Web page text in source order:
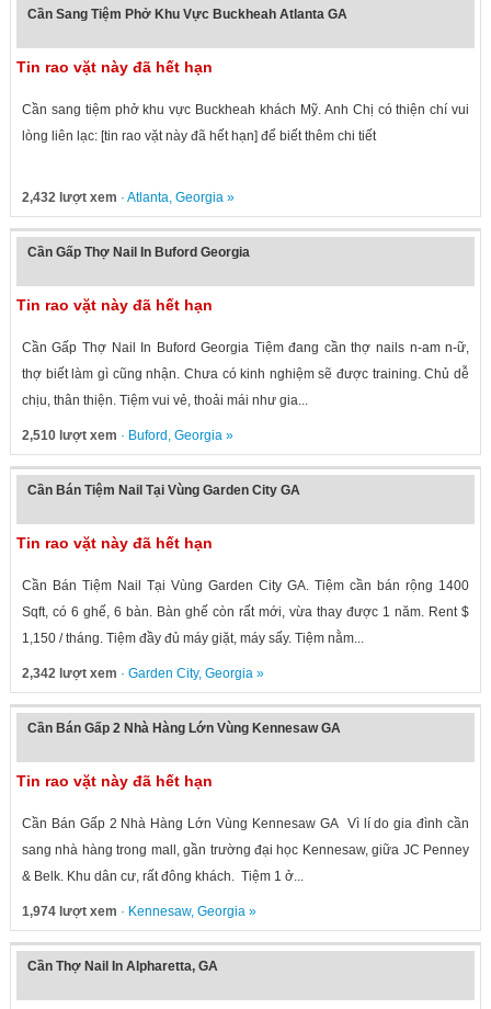
Cần Sang Tiệm Phở Khu Vực Buckheah Atlanta GA
Tin rao vặt này đã hết hạn
Cần sang tiệm phở khu vực Buckheah khách Mỹ. Anh Chị có thiện chí vui
lòng liên lạc: [tin rao vặt này đã hết hạn] để biết thêm chi tiết
2,432 lượt xem · Atlanta, Georgia»
Cần Gấp Thợ Nail In Buford Georgia
Tin rao vặt này đã hết hạn
Cần Gấp Thợ Nail In Buford Georgia Tiệm đang cần thợ nails n-am n-ữ,
thợ biết làm gì cũng nhận. Chưa có kinh nghiệm sẽ được training. Chủ dễ
chịu, thân thiện. Tiệm vui vẻ, thoải mái như gia...
2,510 lượt xem · Buford , Georgia»
Cần Bán Tiệm Nail Tại Vùng Garden City GA
Tin rao vặt này đã hết hạn
Cần Bán Tiệm Nail Tại Vùng Garden City GA. Tiệm cần bán rộng 1400
Sqft, có 6 ghế, 6 bàn. Bàn ghế còn rất mới, vừa thay được 1 năm. Rent $
1,150 / tháng. Tiệm đầy đủ máy giặt, máy sấy. Tiệm nằm...
2,342 lượt xem · Garden City, Georgia»
Cần Bán Gấp 2 Nhà Hàng Lớn Vùng Kennesaw GA
Tin rao vặt này đã hết hạn
Cần Bán Gấp 2 Nhà Hàng Lớn Vùng Kennesaw GA Vì lí do gia đình cần
sang nhà hàng trong mall, gần trường đại học Kennesaw, giữa JC Penney
& Belk. Khu dân cư, rất đông khách. Tiệm 1 ở...
1,974 lượt xem · Kennesaw, Georgia»
Cần Thợ Nail In Alpharetta, GA